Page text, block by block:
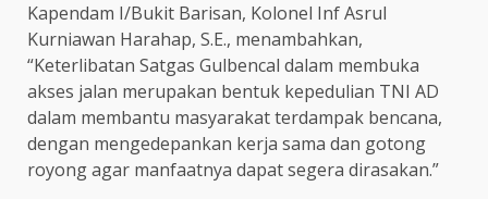
Kapendam I/Bukit Barisan, Kolonel Inf Asrul
Kurniawan Harahap, S.E., menambahkan,
“Keterlibatan Satgas Gulbencal dalam membuka
akses jalan merupakan bentuk kepedulian TNI AD
dalam membantu masyarakat terdampak bencana,
dengan mengedepankan kerja sama dan gotong
royong agar manfaatnya dapat segera dirasakan.”